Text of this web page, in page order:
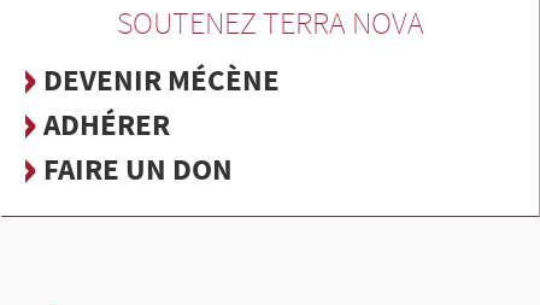
SOUTENEZ TERRA NOVA
DEVENIR MÉCÈNE
ADHÉRER
FAIRE UN DON